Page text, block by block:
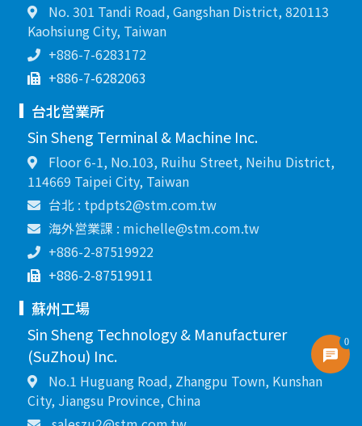
No. 301 Tandi Road, Gangshan District, 820113
Kaohsiung City, Taiwan
+886-7-6283172
+886-7-6282063
台北営業所
Sin Sheng Terminal & Machine Inc.
Floor 6-1, No.103, Ruihu Street, Neihu District,
114669 Taipei City, Taiwan
台北 : tpdpts2@stm.com.tw
海外営業課 : michelle@stm.com.tw
+886-2-87519922
+886-2-87519911
蘇州工場
Sin Sheng Technology & Manufacturer
(SuZhou) Inc.
No.1 Huguang Road, Zhangpu Town, Kunshan
City, Jiangsu Province, China
0